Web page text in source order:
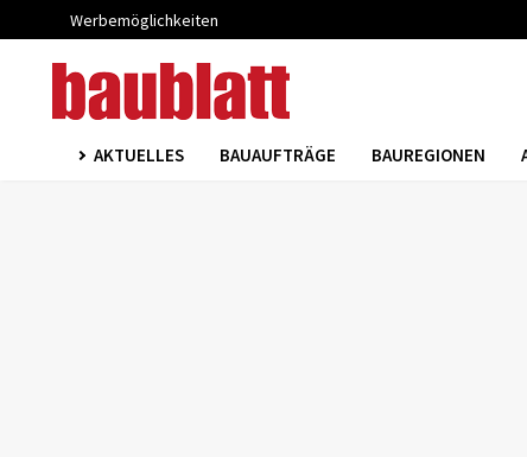
Werbemöglichkeiten
AKTUELLES BAUAUFTRÄGE BAUREGIONEN